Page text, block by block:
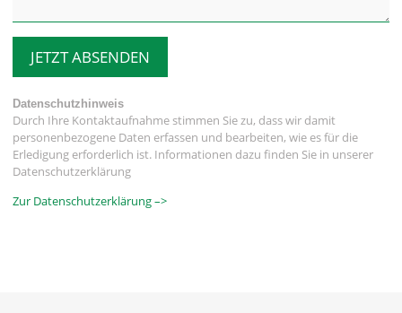
JETZT ABSENDEN
Datenschutzhinweis
Durch Ihre Kontaktaufnahme stimmen Sie zu, dass wir damit
personenbezogene Daten erfassen und bearbeiten, wie es für die
Erledigung erforderlich ist. Informationen dazu finden Sie in unserer
Datenschutzerklärung
Zur Datenschutzerklärung –>